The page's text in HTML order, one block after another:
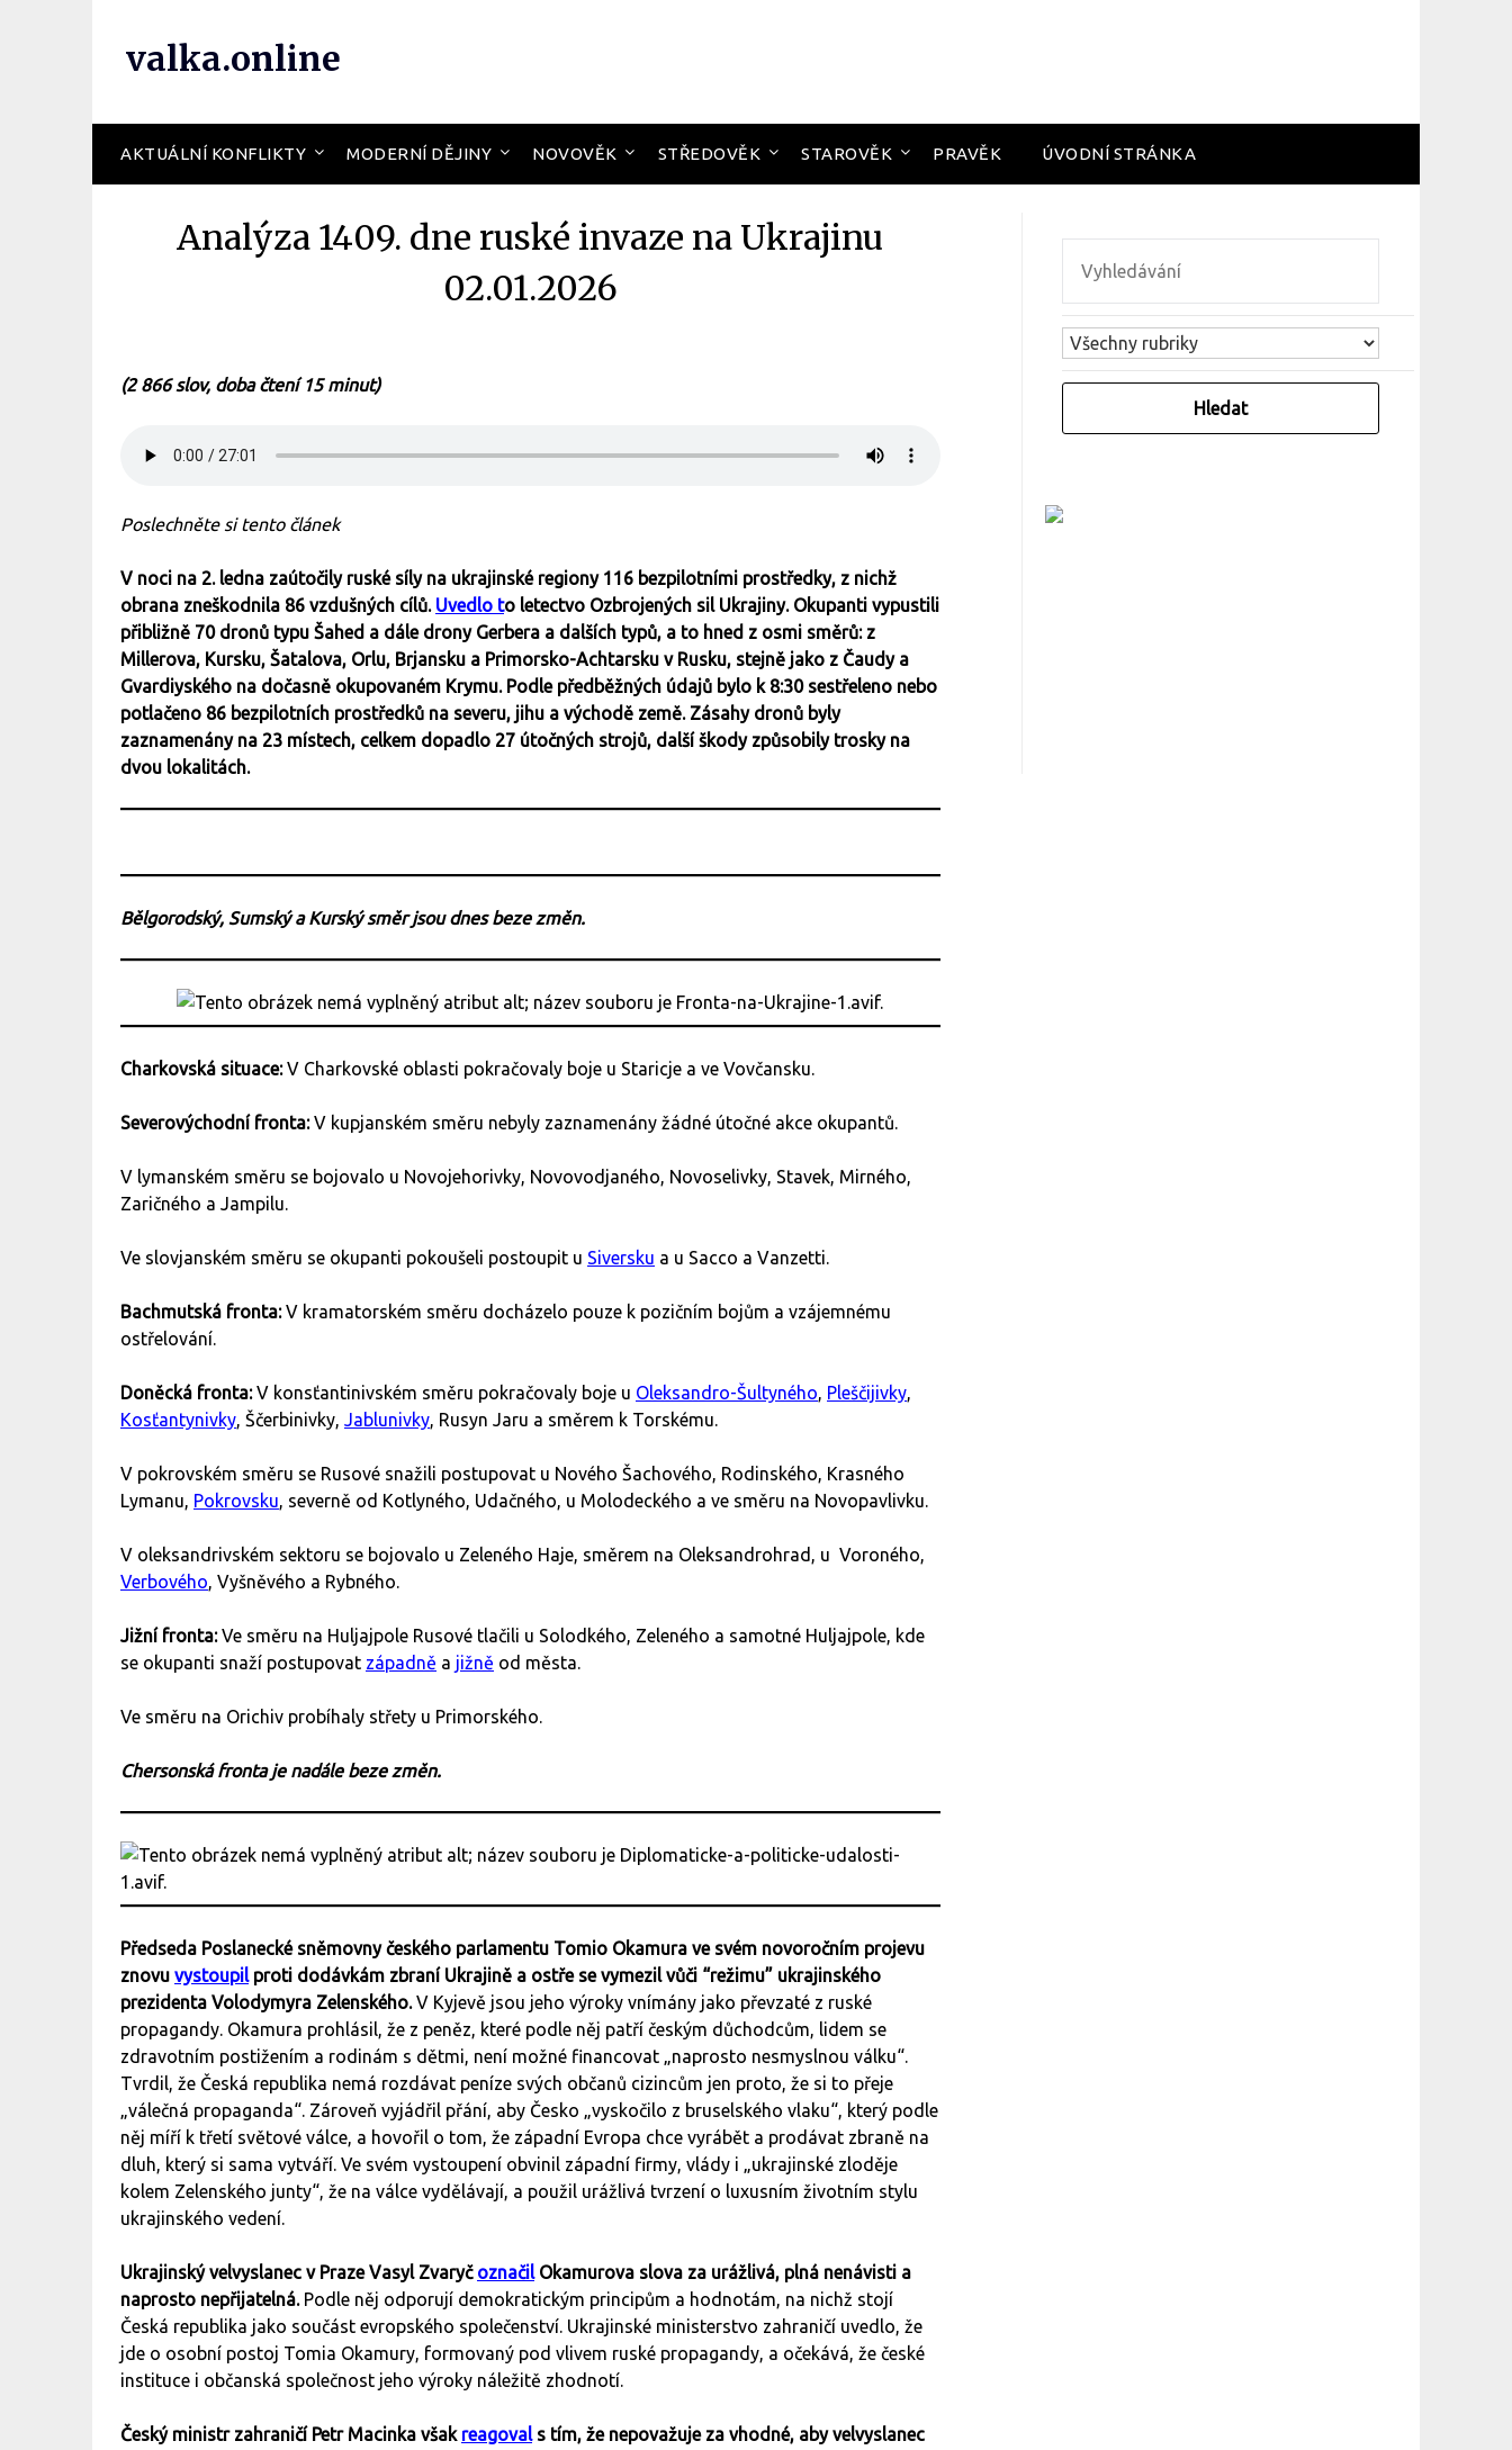
valka.online
AKTUÁLNÍ KONFLIKTY MODERNÍ DĚJINY NOVOVĚK STŘEDOVĚK STAROVĚK PRAVĚK ÚVODNÍ STRÁNKA
Analýza 1409. dne ruské invaze na Ukrajinu
02.01.2026
(2 866 slov, doba čtení 15 minut)
Poslechněte si tento článek
V noci na 2. ledna zaútočily ruské síly na ukrajinské regiony 116 bezpilotními prostředky, z nichž
obrana zneškodnila 86 vzdušných cílů. Uvedlo to letectvo Ozbrojených sil Ukrajiny. Okupanti vypustili
přibližně 70 dronů typu Šahed a dále drony Gerbera a dalších typů, a to hned z osmi směrů: z
Millerova, Kursku, Šatalova, Orlu, Brjansku a Primorsko-Achtarsku v Rusku, stejně jako z Čaudy a
Gvardiyského na dočasně okupovaném Krymu. Podle předběžných údajů bylo k 8:30 sestřeleno nebo
potlačeno 86 bezpilotních prostředků na severu, jihu a východě země. Zásahy dronů byly
zaznamenány na 23 místech, celkem dopadlo 27 útočných strojů, další škody způsobily trosky na
dvou lokalitách.
Bělgorodský, Sumský a Kurský směr jsou dnes beze změn.
Charkovská situace:V Charkovské oblasti pokračovaly boje u Staricje a ve Vovčansku.
Severovýchodní fronta:V kupjanském směru nebyly zaznamenány žádné útočné akce okupantů.
V lymanském směru se bojovalo u Novojehorivky, Novovodjaného, Novoselivky, Stavek, Mirného,
Zaričného a Jampilu.
Ve slovjanském směru se okupanti pokoušeli postoupit u Siversku a u Sacco a Vanzetti.
Bachmutská fronta:V kramatorském směru docházelo pouze k pozičním bojům a vzájemnému
ostřelování.
Doněcká fronta:V konsťantinivském směru pokračovaly boje u Oleksandro-Šultyného, Pleščijivky,
Kosťantynivky, Ščerbinivky, Jablunivky, Rusyn Jaru a směrem k Torskému.
V pokrovském směru se Rusové snažili postupovat u Nového Šachového, Rodinského, Krasného
Lymanu, Pokrovsku, severně od Kotlyného, Udačného, u Molodeckého a ve směru na Novopavlivku.
V oleksandrivském sektoru se bojovalo u Zeleného Haje, směrem na Oleksandrohrad, u Voroného,
Verbového, Vyšněvého a Rybného.
Jižní fronta:Ve směru na Huljajpole Rusové tlačili u Solodkého, Zeleného a samotné Huljajpole, kde
se okupanti snaží postupovat západně a jižně od města.
Ve směru na Orichiv probíhaly střety u Primorského.
Chersonská fronta je nadále beze změn.
Předseda Poslanecké sněmovny českého parlamentu Tomio Okamura ve svém novoročním projevu
znovu vystoupilproti dodávkám zbraní Ukrajině a ostře se vymezil vůči “režimu” ukrajinského
prezidenta Volodymyra Zelenského.V Kyjevě jsou jeho výroky vnímány jako převzaté z ruské
propagandy. Okamura prohlásil, že z peněz, které podle něj patří českým důchodcům, lidem se
zdravotním postižením a rodinám s dětmi, není možné financovat „naprosto nesmyslnou válku“.
Tvrdil, že Česká republika nemá rozdávat peníze svých občanů cizincům jen proto, že si to přeje
„válečná propaganda“. Zároveň vyjádřil přání, aby Česko „vyskočilo z bruselského vlaku“, který podle
něj míří k třetí světové válce, a hovořil o tom, že západní Evropa chce vyrábět a prodávat zbraně na
dluh, který si sama vytváří. Ve svém vystoupení obvinil západní firmy, vlády i „ukrajinské zloděje
kolem Zelenského junty“, že na válce vydělávají, a použil urážlivá tvrzení o luxusním životním stylu
ukrajinského vedení.
Ukrajinský velvyslanec v Praze Vasyl Zvaryč označilOkamurova slova za urážlivá, plná nenávisti a
naprosto nepřijatelná.Podle něj odporují demokratickým principům a hodnotám, na nichž stojí
Česká republika jako součást evropského společenství. Ukrajinské ministerstvo zahraničí uvedlo, že
jde o osobní postoj Tomia Okamury, formovaný pod vlivem ruské propagandy, a očekává, že české
instituce i občanská společnost jeho výroky náležitě zhodnotí.
Český ministr zahraničí Petr Macinka však reagovals tím, že nepovažuje za vhodné, aby velvyslanec